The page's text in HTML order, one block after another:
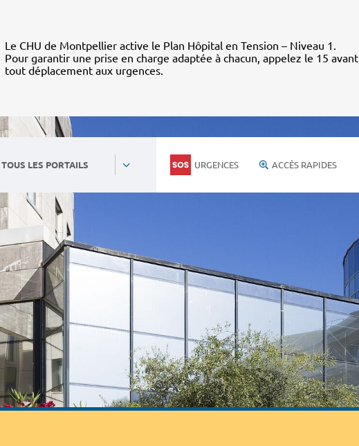
Le CHU de Montpellier active le Plan Hôpital en Tension – Niveau 1.
Pour garantir une prise en charge adaptée à chacun, appelez le 15 avant
tout déplacement aux urgences.
TOUS LES PORTAILS URGENCES ACCÈS RAPIDES